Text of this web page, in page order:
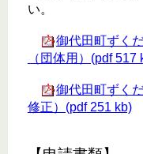
い。
御代田町ずく
（団体用）(pdf 517
御代田町ずく
修正）(pdf 251 kb)